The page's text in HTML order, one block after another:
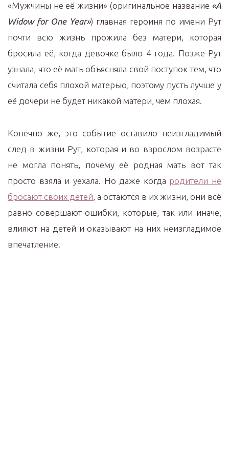
«Мужчины не её жизни» (оригинальное название «A
Widow for One Year») главная героиня по имени Рут
почти всю жизнь прожила без матери, которая
бросила её, когда девочке было 4 года. Позже Рут
узнала, что её мать объясняла свой поступок тем, что
считала себя плохой матерью, поэтому пусть лучше у
её дочери не будет никакой матери, чем плохая.
Конечно же, это событие оставило неизгладимый
след в жизни Рут, которая и во взрослом возрасте
не могла понять, почему её родная мать вот так
просто взяла и уехала. Но даже когда родители не
бросают своих детей, а остаются в их жизни, они всё
равно совершают ошибки, которые, так или иначе,
влияют на детей и оказывают на них неизгладимое
впечатление.